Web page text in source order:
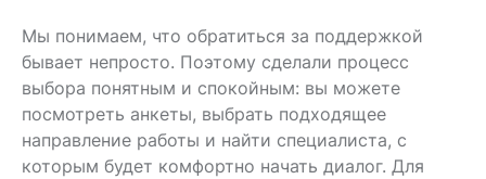
Мы понимаем, что обратиться за поддержкой
бывает непросто. Поэтому сделали процесс
выбора понятным и спокойным: вы можете
посмотреть анкеты, выбрать подходящее
направление работы и найти специалиста, с
которым будет комфортно начать диалог. Для